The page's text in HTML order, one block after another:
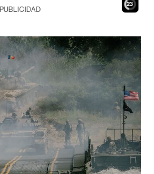
21
PUBLICIDAD